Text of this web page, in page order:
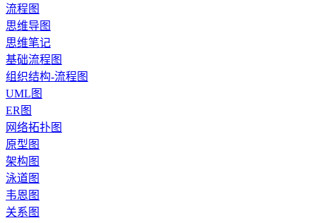
流程图
思维导图
思维笔记
基础流程图
组织结构-流程图
UML图
ER图
网络拓扑图
原型图
架构图
泳道图
韦恩图
关系图